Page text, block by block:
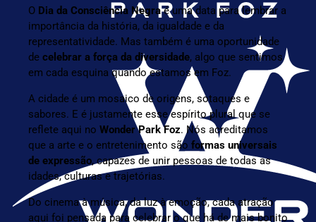
O Dia da Consciência Negraé uma data para lembrar a
importância da história, da igualdade e da
representatividade. Mas também é uma oportunidade
de celebrar a força da diversidade, algo que sentimos
em cada esquina quando estamos em Foz.
A cidade é um mosaico de origens, sotaques e
sabores. E é justamente esse espírito plural que se
reflete aqui no Wonder Park Foz. Nós acreditamos
que a arte e o entretenimento são formas universais
de expressão, capazes de unir pessoas de todas as
idades, culturas e trajetórias.
Do cinema à música, da luz à emoção, cada atração
aqui foi pensada para celebrar o que há de mais bonito